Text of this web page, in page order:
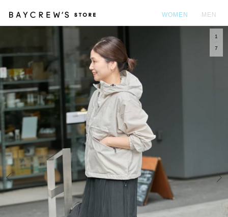
WOMEN MEN
Prev
1
7